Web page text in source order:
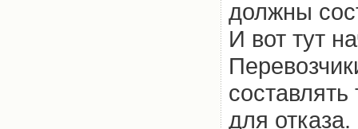
должны
И вот тут
для